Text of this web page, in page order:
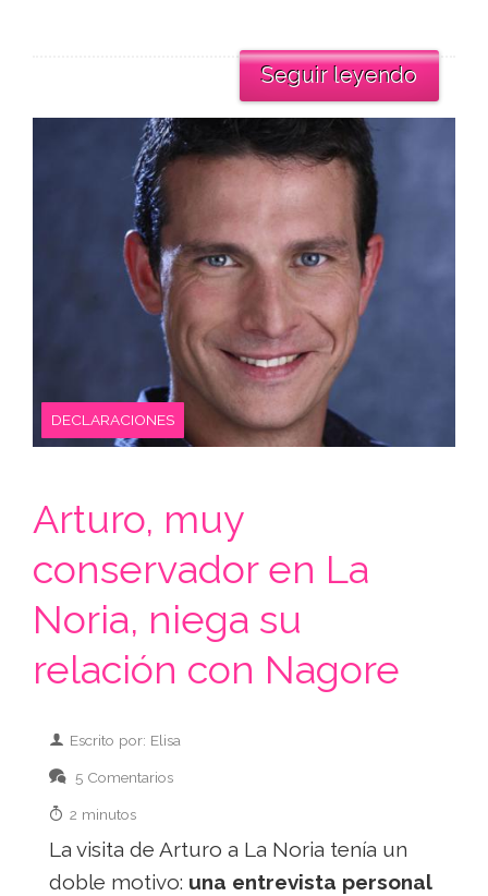
Seguir leyendo
DECLARACIONES
Arturo, muy
conservador en La
Noria, niega su
relación con Nagore
Escrito por: Elisa
5 Comentarios
2 minutos
La visita de Arturo a La Noria tenía un
doble motivo: una entrevista personal